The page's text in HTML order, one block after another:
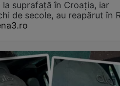
la suprafață în Croația, iar
de secole, au reapărut în